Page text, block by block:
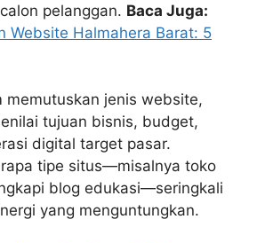
pelanggan. Baca Juga:
Website Halmahera Barat: 5
memutuskan jenis website,
tujuan bisnis, budget,
digital target pasar.
tipe situs—misalnya toko
blog edukasi—seringkali
yang menguntungkan.